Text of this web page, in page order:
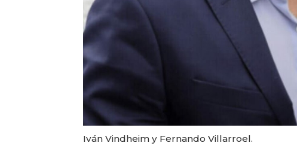
Iván Vindheim y Fernando Villarroel.